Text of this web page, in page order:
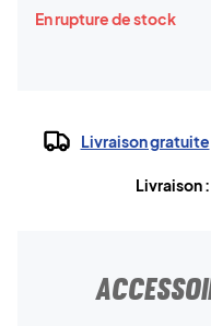
En rupture de stock
Livraison gratuite
Livraison